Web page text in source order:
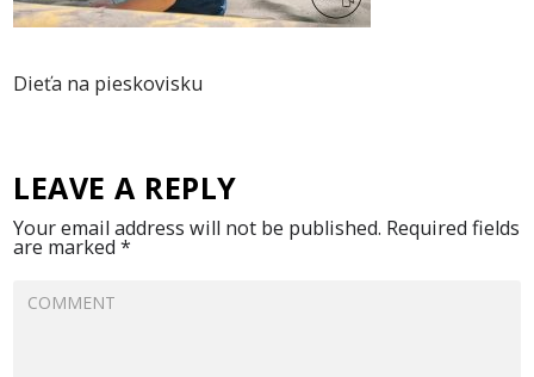
Dieťa na pieskovisku
LEAVE A REPLY
Your email address will not be published. Required fields
are marked*